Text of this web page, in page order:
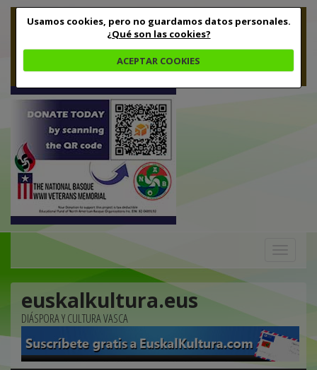
Usamos cookies, pero no guardamos datos personales.
¿Qué son las cookies?
ACEPTAR COOKIES
euskalkultura.eus
DIÁSPORA Y CULTURA VASCA